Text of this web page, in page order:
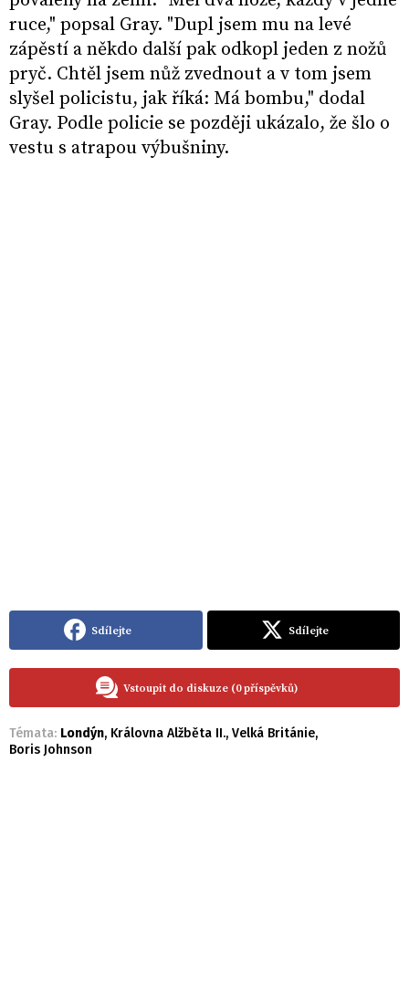
ruce," popsal Gray. "Dupl jsem mu na levé
zápěstí a někdo další pak odkopl jeden z nožů
pryč. Chtěl jsem nůž zvednout a v tom jsem
slyšel policistu, jak říká: Má bombu," dodal
Gray. Podle policie se později ukázalo, že šlo o
vestu s atrapou výbušniny.
Sdílejte Sdílejte
Vstoupit do diskuze (0 příspěvků)
Témata: Londýn, Královna Alžběta II., Velká Británie,
Boris Johnson